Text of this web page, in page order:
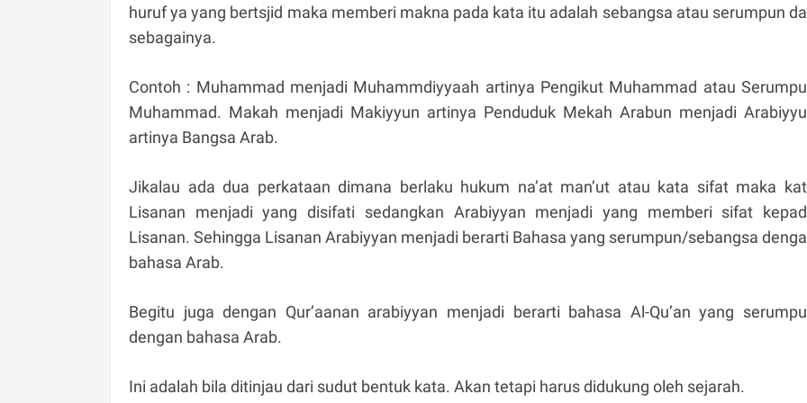
huruf ya yang bertsjid maka memberi makna pada kata itu adalah sebangsa atau serumpun
sebagainya.
Contoh : Muhammad menjadi Muhammdiyyaah artinya Pengikut Muhammad atau
Muhammad. Makah menjadi Makiyyun artinya Penduduk Mekah Arabun menjadi
artinya Bangsa Arab.
Jikalau ada dua perkataan dimana berlaku hukum na’at man’ut atau kata sifat maka
Lisanan menjadi yang disifati sedangkan Arabiyyan menjadi yang memberi sifat
Lisanan. Sehingga Lisanan Arabiyyan menjadi berarti Bahasa yang serumpun/sebangsa
bahasa Arab.
Begitu juga dengan Qur’aanan arabiyyan menjadi berarti bahasa Al-Qu’an yang
dengan bahasa Arab.
Ini adalah bila ditinjau dari sudut bentuk kata. Akan tetapi harus didukung oleh sejarah.